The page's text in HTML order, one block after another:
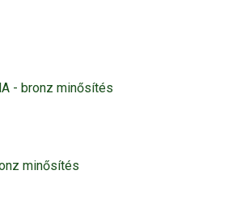
- bronz minősítés
minősítés